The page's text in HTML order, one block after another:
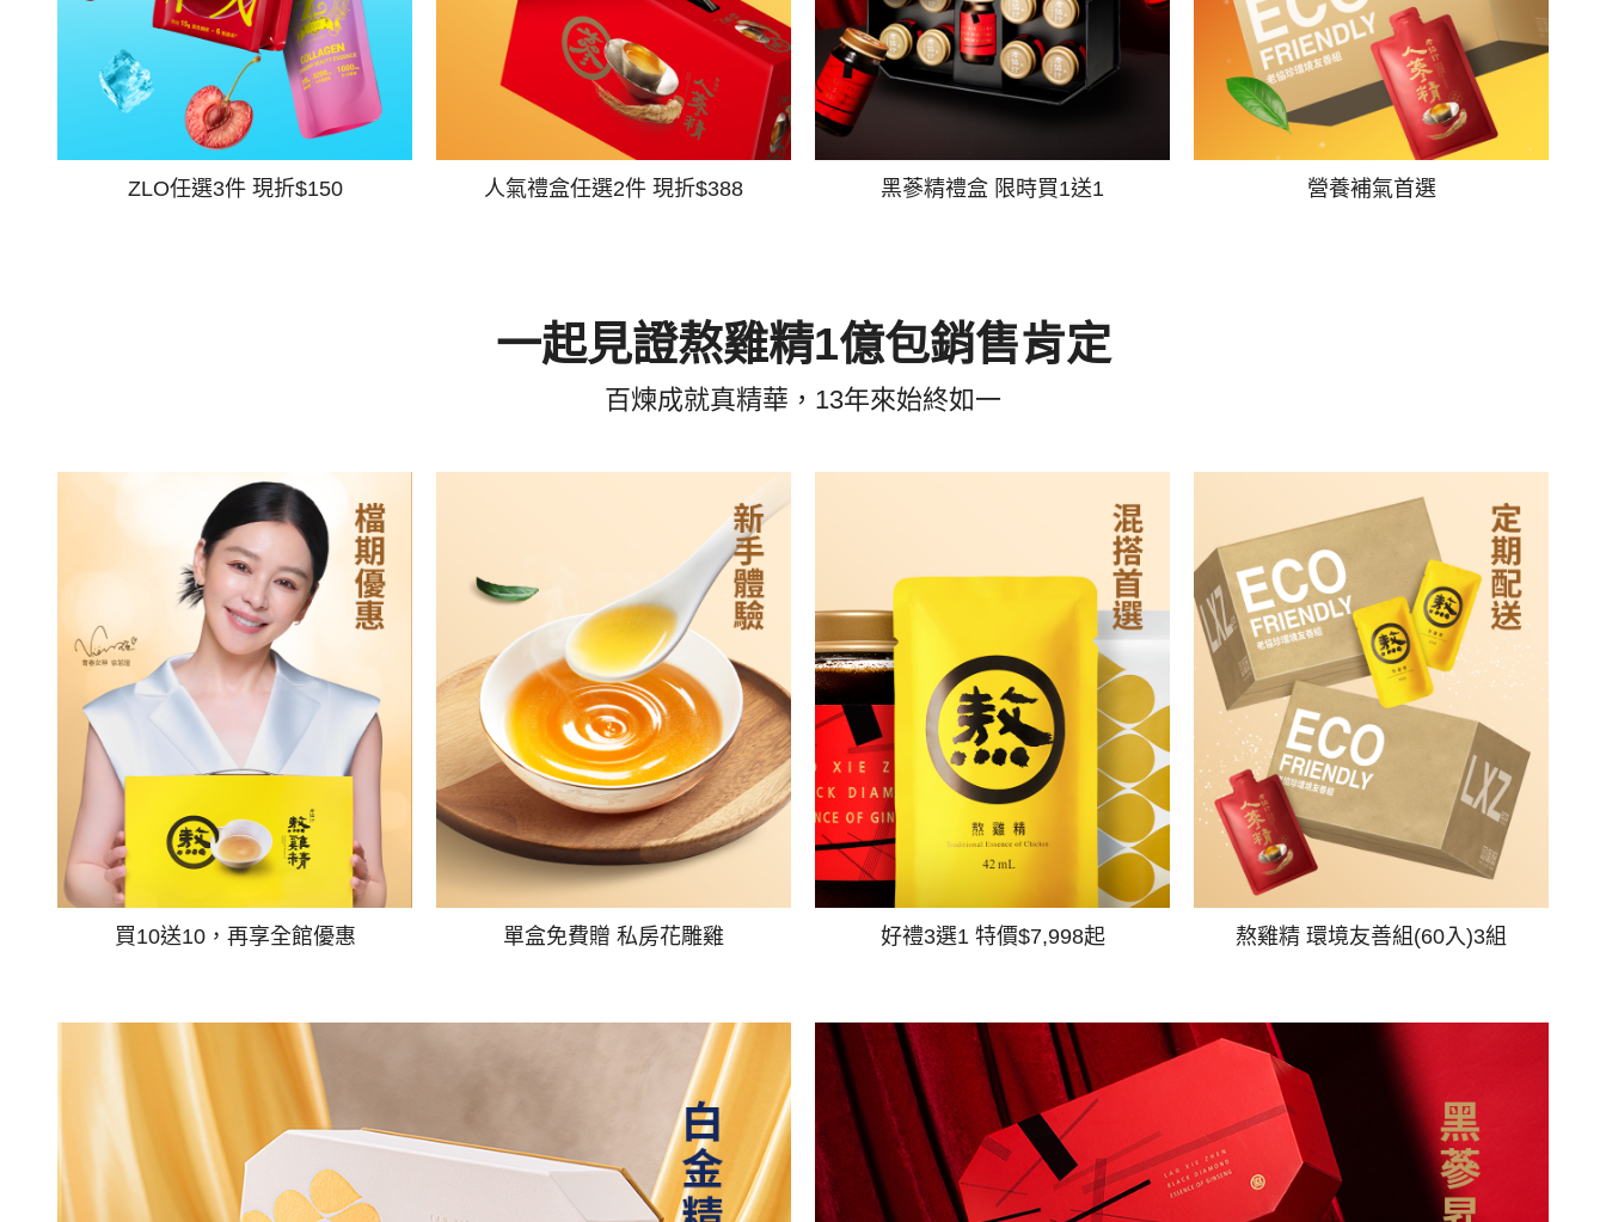
ZLO任選3件 現折$150 人氣禮盒任選2件 現折$388 黑蔘精禮盒 限時買1送1 營養補氣首選
一起見證熬雞精1億包銷售肯定
百煉成就真精華，13年來始終如一
買10送10，再享全館優惠 單盒免費贈 私房花雕雞 好禮3選1 特價$7,998起 熬雞精 環境友善組(60入)3組